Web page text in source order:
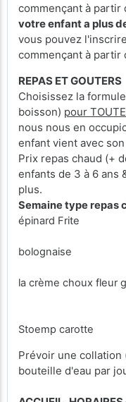
commençant à partir
votre enfant a plus
vous pouvez
commençant à partir
REPAS ET GOUTERS
Choisissez la
boisson) pour
nous nous en
enfant vient avec
Prix repas chaud (+
enfants de 3 à 6 ans
plus.
Semaine type repas
épinard Frite
Mardi :
bolognaise
Mercredi
la crème choux fleur
Jeudi ;
Stoemp carotte
Prévoir une collation
bouteille d'eau par